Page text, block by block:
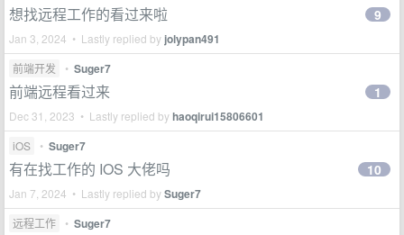
想找远程工作的看过来啦
Jan 3, 2024 • Lastly replied by jolypan491
9
前端开发 • Suger7
前端远程看过来
Dec 31, 2023 • Lastly replied byhaoqirui15806601
1
iOS • Suger7
有在找工作的 IOS 大佬吗
Jan 7, 2024 • Lastly replied bySuger7
10
远程工作 • Suger7